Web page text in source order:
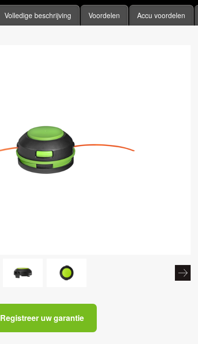
Volledige beschrijving Voordelen Accu voordelen
Registreer uw garantie